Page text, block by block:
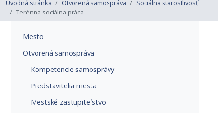
Úvodná stránka Otvorená samospráva
Sociálna starostlivosť
Terénna sociálna práca
Mesto
Otvorená samospráva
Kompetencie samosprávy
Predstavitelia mesta
Mestské zastupiteľstvo